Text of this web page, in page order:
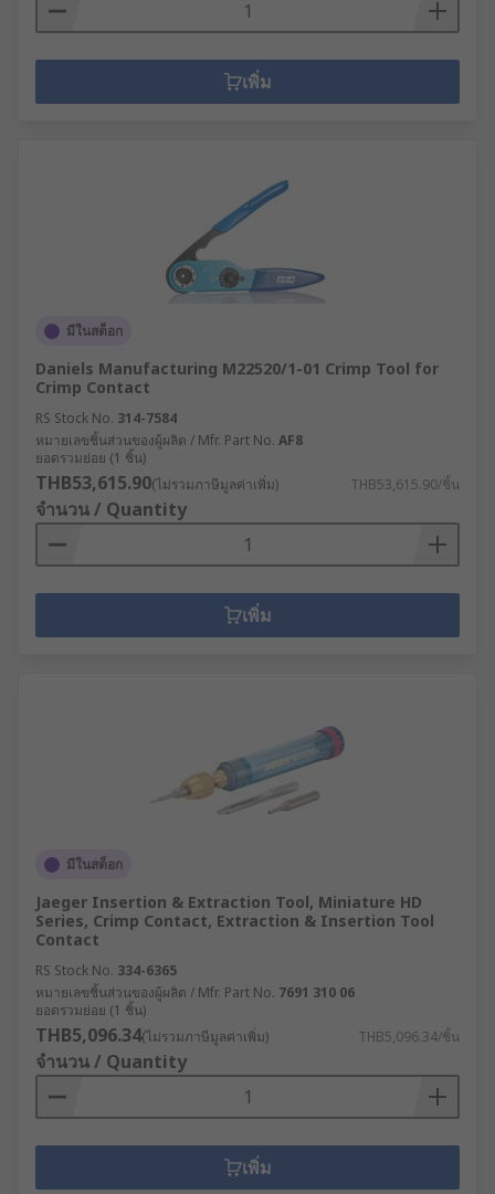
เพิ่ม
มีในสต็อก
Daniels Manufacturing M22520/1-01 Crimp Tool for
Crimp Contact
RS Stock No. 314-7584
หมายเลขชิ้นส่วนของผู้ผลิต / Mfr. Part No. AF8
ยอดรวมย่อย (1 ชิ้น)
THB53,615.90(ไม่รวมภาษีมูลค่าเพิ่ม) THB53,615.90/ชิ้น
จำนวน / Quantity
เพิ่ม
มีในสต็อก
Jaeger Insertion & Extraction Tool, Miniature HD
Series, Crimp Contact, Extraction & Insertion Tool
Contact
RS Stock No. 334-6365
หมายเลขชิ้นส่วนของผู้ผลิต / Mfr. Part No. 7691 310 06
ยอดรวมย่อย (1 ชิ้น)
THB5,096.34(ไม่รวมภาษีมูลค่าเพิ่ม) THB5,096.34/ชิ้น
จำนวน / Quantity
เพิ่ม